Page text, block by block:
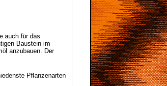
auch für das
Baustein im
anzubauen. Der
Pflanzenarten